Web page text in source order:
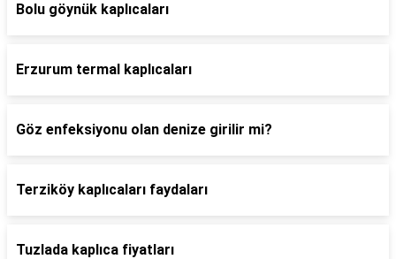
Bolu göynük kaplıcaları
Erzurum termal kaplıcaları
Göz enfeksiyonu olan denize girilir mi?
Terziköy kaplıcaları faydaları
Tuzlada kaplıca fiyatları